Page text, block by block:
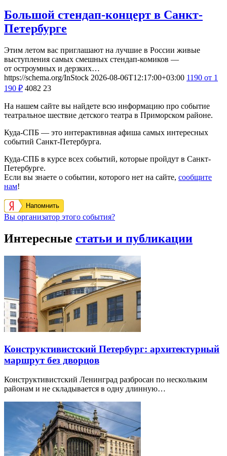
Большой стендап-концерт в Санкт-
Петербурге
Этим летом вас приглашают на лучшие в России живые
выступления самых смешных стендап-комиков —
от остроумных и дерзких…
https://schema.org/InStock 2026-08-06T12:17:00+03:00 1190 от 1
190 ₽ 4082 23
На нашем сайте вы найдете всю информацию про событие
театральное шествие детского театра в Приморском районе.
Куда-СПБ — это интерактивная афиша самых интересных
событий Санкт-Петербурга.
Куда-СПБ в курсе всех событий, которые пройдут в Санкт-
Петербурге.
Если вы знаете о событии, которого нет на сайте, сообщите
нам!
Напомнить
Вы организатор этого события?
Интересные статьи и публикации
Конструктивистский Петербург: архитектурный
маршрут без дворцов
Конструктивистский Ленинград разбросан по нескольким
районам и не складывается в одну длинную…